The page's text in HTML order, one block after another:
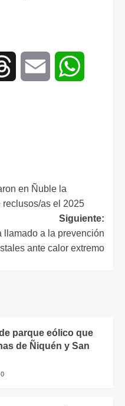
Threads Email
en Ñuble la
reclusos/as el 2025
Siguiente:
llamado a la prevención
ante calor extremo
parque eólico que
de Ñiquén y San
0